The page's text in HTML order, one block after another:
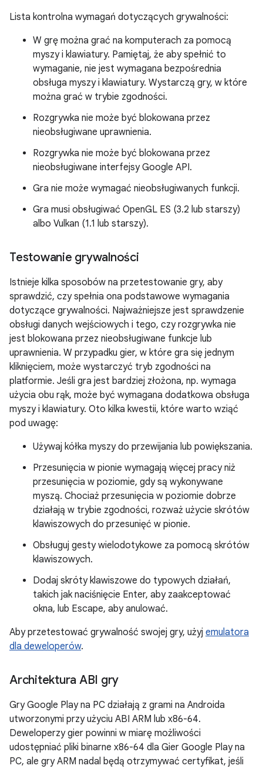
Lista kontrolna wymagań dotyczących grywalności:
W grę można grać na komputerach za pomocą
myszy i klawiatury. Pamiętaj, że aby spełnić to
wymaganie, nie jest wymagana bezpośrednia
obsługa myszy i klawiatury. Wystarczą gry, w które
można grać w trybie zgodności.
Rozgrywka nie może być blokowana przez
nieobsługiwane uprawnienia.
Rozgrywka nie może być blokowana przez
nieobsługiwane interfejsy Google API.
Gra nie może wymagać nieobsługiwanych funkcji.
Gra musi obsługiwać OpenGL ES (3.2 lub starszy)
albo Vulkan (1.1 lub starszy).
Testowanie grywalności
Istnieje kilka sposobów na przetestowanie gry, aby
sprawdzić, czy spełnia ona podstawowe wymagania
dotyczące grywalności. Najważniejsze jest sprawdzenie
obsługi danych wejściowych i tego, czy rozgrywka nie
jest blokowana przez nieobsługiwane funkcje lub
uprawnienia. W przypadku gier, w które gra się jednym
kliknięciem, może wystarczyć tryb zgodności na
platformie. Jeśli gra jest bardziej złożona, np. wymaga
użycia obu rąk, może być wymagana dodatkowa obsługa
myszy i klawiatury. Oto kilka kwestii, które warto wziąć
pod uwagę:
Używaj kółka myszy do przewijania lub powiększania.
Przesunięcia w pionie wymagają więcej pracy niż
przesunięcia w poziomie, gdy są wykonywane
myszą. Chociaż przesunięcia w poziomie dobrze
działają w trybie zgodności, rozważ użycie skrótów
klawiszowych do przesunięć w pionie.
Obsługuj gesty wielodotykowe za pomocą skrótów
klawiszowych.
Dodaj skróty klawiszowe do typowych działań,
takich jak naciśnięcie Enter, aby zaakceptować
okna, lub Escape, aby anulować.
Aby przetestować grywalność swojej gry, użyj emulatora
dla deweloperów.
Architektura ABI gry
Gry Google Play na PC działają z grami na Androida
utworzonymi przy użyciu ABI ARM lub x86-64.
Deweloperzy gier powinni w miarę możliwości
udostępniać pliki binarne x86-64 dla Gier Google Play na
PC, ale gry ARM nadal będą otrzymywać certyfikat, jeśli